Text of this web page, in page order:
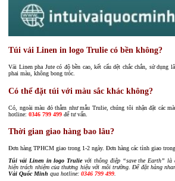
Túi vải Linen in logo Trulie có bền không?
Vải Linen pha Jute có độ bền cao, kết cấu dệt chắc chắn, sử dụng
phai màu, không bong tróc.
Có thể đặt túi với màu sắc khác không?
Có, ngoài màu đỏ thẫm như mẫu Trulie, chúng tôi nhận đặt các
hotline: 0346 799 499 để tư vấn.
Thời gian giao hàng bao lâu?
Đơn hàng TPHCM giao trong 1-2 ngày. Đơn hàng các tỉnh giao
Túi vải Linen in logo Trulievới thông điệp “save the Earth” là
hiện trách nhiệm của thương hiệu với môi trường. Để đặt hàng
Vải Quốc Minh qua hotline: 0346 799 499